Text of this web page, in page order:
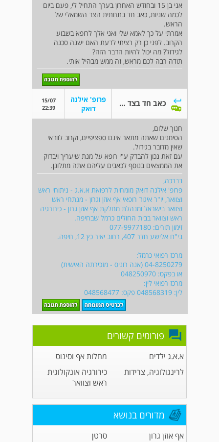
אני בן 15 ובחודש האחרון בערך התחיל לי, פעם ביום
לכמה שניות, כאב חד בתחתית הצד השמאלי של
הראש.
אמרתי על כך לאמא שלי ואני אלך לרופא בשבוע
הקרוב. לפני כן רק רציתי לדעת האם ישנה סכנה
לגידול? מה יכול להיות הדבר הזה?
תודה רבה לכם מראש, זה ממש מבהיל אותי.
כאב חד בצד הראש
פרופ' אילנה
דואק
15/07
22:39
חנוך שלום,
הסימנים שאתה מתאר אינם ספציפיים, וקרוב לוודאי
שאין מדובר בגידול.
עם זאת נכון להבדק ע"י רופא על מנת שיעריך ויבדוק
את הממצאים בנוסף לכאבים עליהם אתה מתלונן.
בברכה,
פרופ' אילנה דואק מומחית לרפואת א.א.ג - ניתוחי ראש
וצוואר, יו"ר איגוד רופאי אף אוזן וגרון - מנתחי ראש
וצוואר בישראל ומנהלת מחלקת אף אוזן גרון - כירורגיה
ראש וצוואר בבית החולים כרמל שבחיפה.
זימון תורים: 077-9977180
בי"ח אלישע חדר 407, רחוב יאיר כץ 12, חיפה.
מרכז רפואי כרמל:
04-8250279 (אנה רוניס - מזכירתה האישית)
או בפקס: 048250970
מרכז רפואי לין:
לין: 048568319 פקס: 048568477
פורומים קשורים
א.א.ג ילדים
מחלות אף וסינוס
לרינגולוגיה, צרידות
כירורגיה אונקולוגית
ראש וצוואר
מדורים בנושא
אף אוזן גרון
סרטן